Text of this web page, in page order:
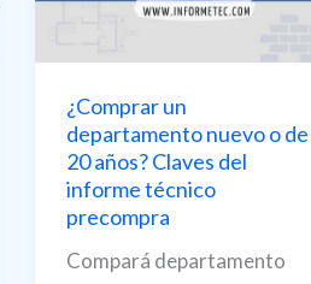
¿Comprar un
departamento nuevo o de
20 años? Claves del
informe técnico
precompra
Compará departamento